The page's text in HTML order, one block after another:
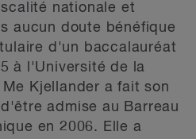
nationale et
aucun doute bénéfique
d'un baccalauréat
à l'Université de la
Kjellander a fait son
admise au Barreau
en 2006. Elle a